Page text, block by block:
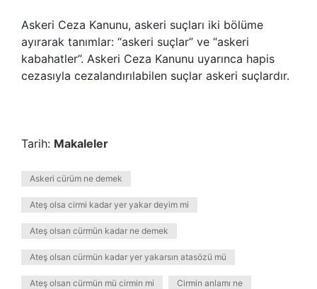
Askeri Ceza Kanunu, askeri suçları iki bölüme
ayırarak tanımlar: “askeri suçlar” ve “askeri
kabahatler”. Askeri Ceza Kanunu uyarınca hapis
cezasıyla cezalandırılabilen suçlar askeri suçlardır.
Tarih: Makaleler
Askeri cürüm ne demek
Ateş olsa cirmi kadar yer yakar deyim mi
Ateş olsan cürmün kadar ne demek
Ateş olsan cürmün kadar yer yakarsın atasözü mü
Ateş olsan cürmün mü cirmin mi Cirmin anlamı ne